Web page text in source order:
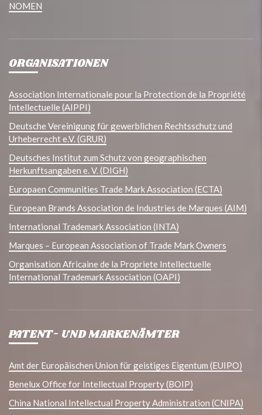
NOMEN
ORGANISATIONEN
Association Internationale pour la Protection de la Propriété
Intellectuelle (AIPPI)
Deutsche Vereinigung für gewerblichen Rechtsschutz und
Urheberrecht e.V. (GRUR)
Deutsches Institut zum Schutz von geographischen
Herkunftsangaben e. V. (DIGH)
Europaen Communities Trade Mark Association (ECTA)
European Brands Association de Industries de Marques (AIM)
International Trademark Association (INTA)
Marques – European Association of Trade Mark Owners
Organisation Africaine de la Propriete Intellectuelle
International Trademark Association (OAPI)
PATENT- UND MARKENÄMTER
Amt der Europäischen Union für geistiges Eigentum (EUIPO)
Benelux Office for Intellectual Property (BOIP)
China National Intellectual Property Administration (CNIPA)